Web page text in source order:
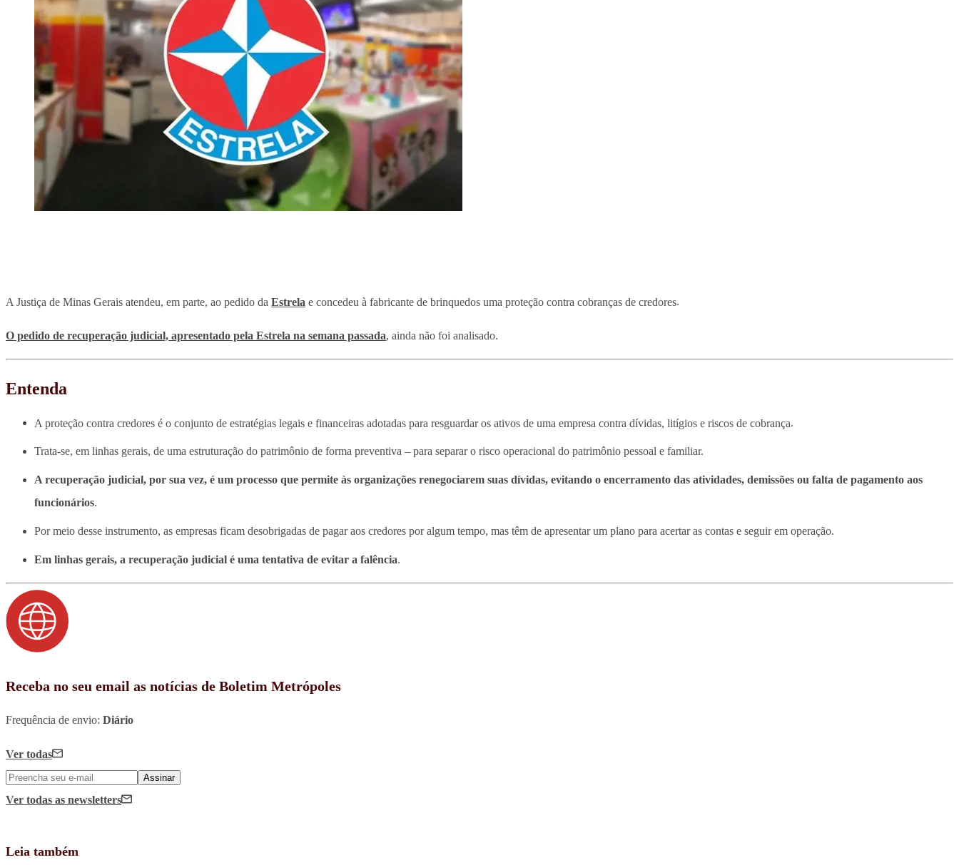
A Justiça de Minas Gerais atendeu, em parte, ao pedido da Estrela e concedeu à fabricante de brinquedos uma proteção contra cobranças de credores.
O pedido de recuperação judicial, apresentado pela Estrela na semana passada, ainda não foi analisado.
Entenda
A proteção contra credores é o conjunto de estratégias legais e financeiras adotadas para resguardar os ativos de uma empresa contra dívidas, litígios e riscos de cobrança.
Trata-se, em linhas gerais, de uma estruturação do patrimônio de forma preventiva – para separar o risco operacional do patrimônio pessoal e familiar.
A recuperação judicial, por sua vez, é um processo que permite às organizações renegociarem suas dívidas, evitando o encerramento das atividades, demissões ou falta de pagamento aos
funcionários.
Por meio desse instrumento, as empresas ficam desobrigadas de pagar aos credores por algum tempo, mas têm de apresentar um plano para acertar as contas e seguir em operação.
Em linhas gerais, a recuperação judicial é uma tentativa de evitar a falência.
Receba no seu email as notícias de Boletim Metrópoles
Frequência de envio: Diário
Ver todas
Assinar
Ver todas as newsletters
Leia também